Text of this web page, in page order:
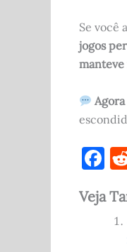
Se você
jogos
F
c
e
Veja